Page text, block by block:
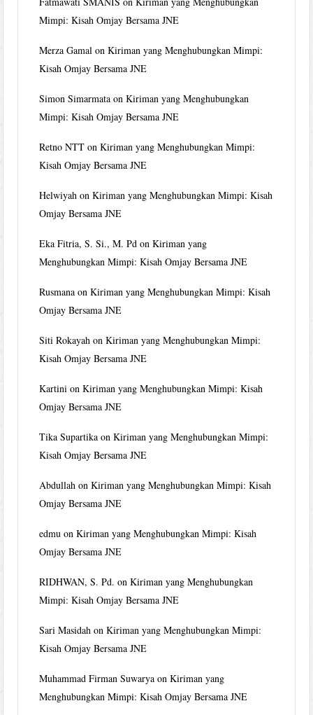
Mimpi: Kisah Omjay Bersama JNE
Merza Gamal onKiriman yang Menghubungkan Mimpi:
Kisah Omjay Bersama JNE
Simon Simarmata onKiriman yang Menghubungkan
Mimpi: Kisah Omjay Bersama JNE
Retno NTT onKiriman yang Menghubungkan Mimpi:
Kisah Omjay Bersama JNE
Helwiyah onKiriman yang Menghubungkan Mimpi: Kisah
Omjay Bersama JNE
Eka Fitria, S. Si., M. Pd onKiriman yang
Menghubungkan Mimpi: Kisah Omjay Bersama JNE
Rusmana onKiriman yang Menghubungkan Mimpi: Kisah
Omjay Bersama JNE
Siti Rokayah onKiriman yang Menghubungkan Mimpi:
Kisah Omjay Bersama JNE
Kartini onKiriman yang Menghubungkan Mimpi: Kisah
Omjay Bersama JNE
Tika Supartika onKiriman yang Menghubungkan Mimpi:
Kisah Omjay Bersama JNE
Abdullah onKiriman yang Menghubungkan Mimpi: Kisah
Omjay Bersama JNE
edmu onKiriman yang Menghubungkan Mimpi: Kisah
Omjay Bersama JNE
RIDHWAN, S. Pd. onKiriman yang Menghubungkan
Mimpi: Kisah Omjay Bersama JNE
Sari Masidah onKiriman yang Menghubungkan Mimpi:
Kisah Omjay Bersama JNE
Muhammad Firman Suwarya onKiriman yang
Menghubungkan Mimpi: Kisah Omjay Bersama JNE